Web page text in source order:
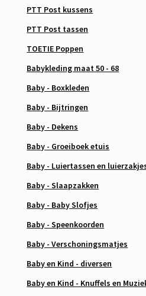
PTT Post kussens
PTT Post tassen
TOETIE Poppen
Babykleding maat 50 - 68
Baby - Boxkleden
Baby - Bijtringen
Baby - Dekens
Baby - Groeiboek etuis
Baby - Luiertassen en
Baby - Slaapzakken
Baby - Baby Slofjes
Baby - Speenkoorden
Baby - Verschoningsmatjes
Baby en Kind - diversen
Baby en Kind - Knuffels en